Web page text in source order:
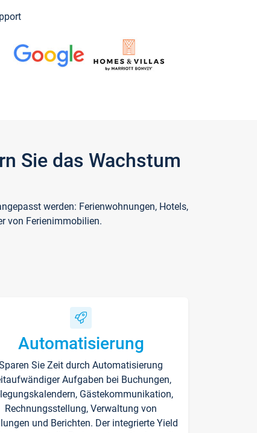
Sie das Wachstum
werden: Ferienwohnungen, Hotels,
von Ferienimmobilien.
Automatisierung
Sie Zeit durch Automatisierung
Aufgaben bei Buchungen,
Gästekommunikation,
Rechnungsstellung, Verwaltung von
und Berichten. Der integrierte Yield